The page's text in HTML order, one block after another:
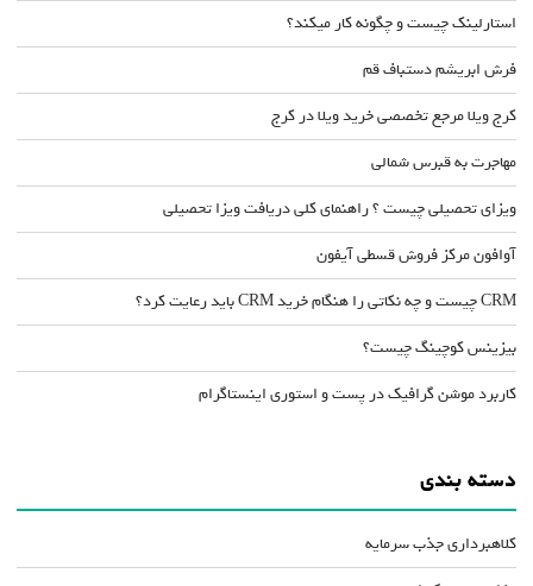
استارلینک چیست و چگونه کار میکند؟
فرش ابریشم دستباف قم
کرج ویلا مرجع تخصصی خرید ویلا در کرج
مهاجرت به قبرس شمالی
ویزای تحصیلی چیست ؟ راهنمای کلی دریافت ویزا تحصیلی
آوافون مرکز فروش قسطی آیفون
CRM چیست و چه نکاتی را هنگام خرید CRM باید رعایت کرد؟
بیزینس کوچینگ چیست؟
کاربرد موشن گرافیک در پست و استوری اینستاگرام
دسته بندی
کلاهبرداری جذب سرمایه